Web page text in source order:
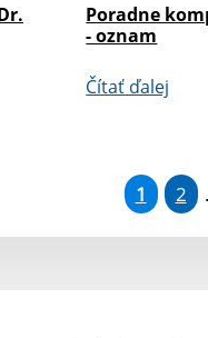
Poradne
- oznam
Čítať ďalej
1 2